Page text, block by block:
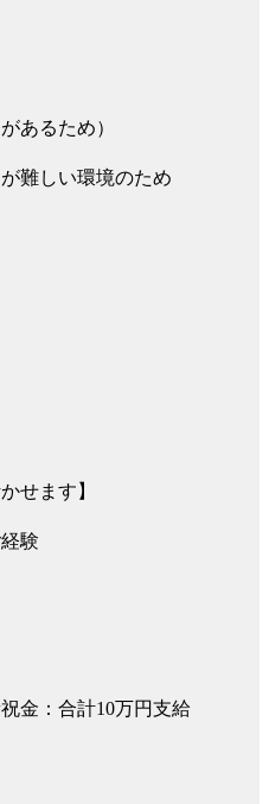
あるため）
難しい環境のため
せます】
験
金：合計10万円支給